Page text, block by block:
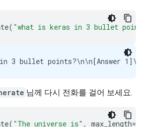
( "what is keras in 3 bullet
님께 다시 전화를 걸어 보세요.
( "The universe is" , max_length=